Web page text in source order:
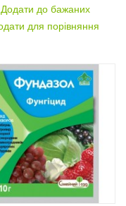
Додати до бажаних
для порівняння